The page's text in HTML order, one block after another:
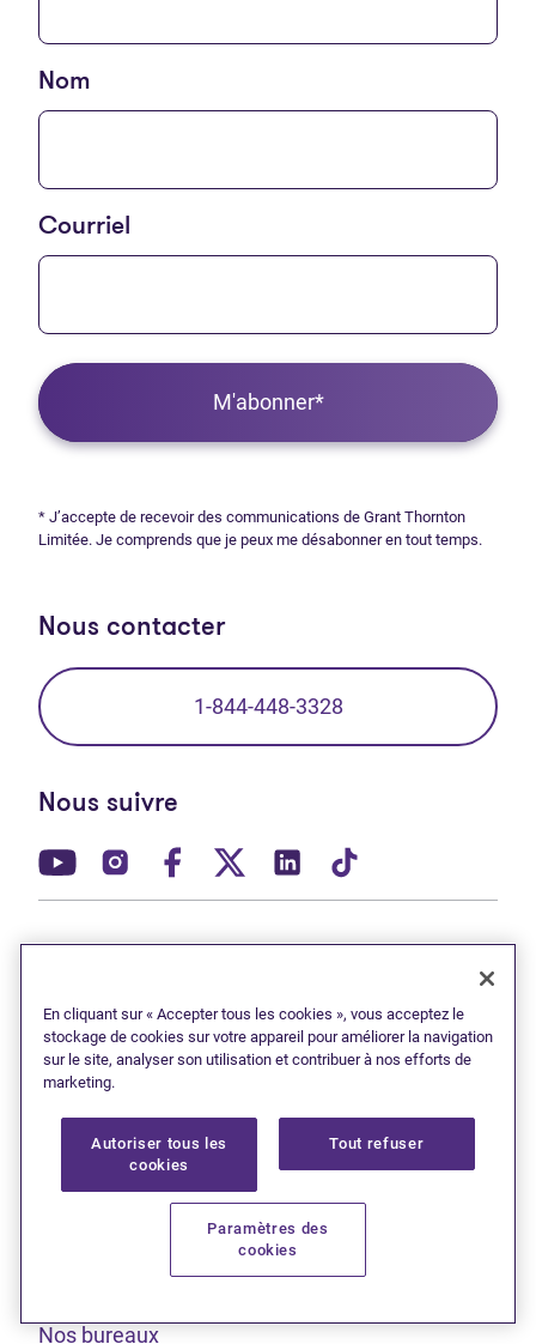
Nom
Courriel
M'abonner*
* J’accepte de recevoir des communications de Grant Thornton
Limitée. Je comprends que je peux me désabonner en tout temps.
Nous contacter
1-844-448-3328
Nous suivre
(Ouvre dans un nouvel onglet)
(Ouvre dans un nouvel onglet)
(Ouvre dans un nouvel onglet)
(Ouvre dans un nouvel
(Ouvre dans un
J'allège mes dettes
Proposition de consommateur
Faillite
Ressources d'aide
Nos bureaux
En cliquant sur « Accepter tous les cookies », vous acceptez le
stockage de cookies sur votre appareil pour améliorer la navigation
sur le site, analyser son utilisation et contribuer à nos efforts de
marketing.
Autoriser tous les
cookies
Tout refuser
Paramètres des
cookies